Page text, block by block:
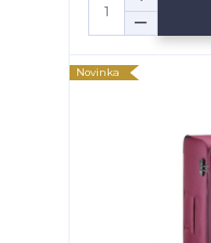
Novinka